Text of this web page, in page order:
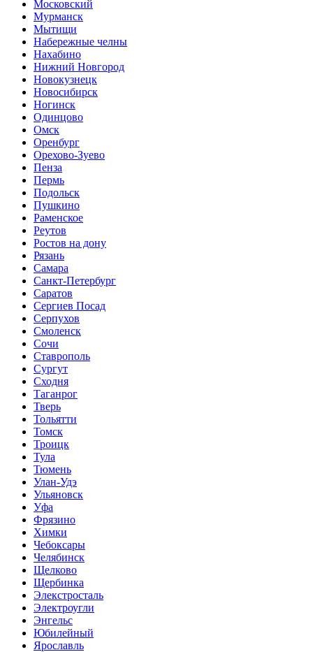
Московский
Мурманск
Мытищи
Набережные челны
Нахабино
Нижний Новгород
Новокузнецк
Новосибирск
Ногинск
Одинцово
Омск
Оренбург
Орехово-Зуево
Пенза
Пермь
Подольск
Пушкино
Раменское
Реутов
Ростов на дону
Рязань
Самара
Санкт-Петербург
Саратов
Сергиев Посад
Серпухов
Смоленск
Сочи
Ставрополь
Сургут
Сходня
Таганрог
Тверь
Тольятти
Томск
Троицк
Тула
Тюмень
Улан-Удэ
Ульяновск
Уфа
Фрязино
Химки
Чебоксары
Челябинск
Щелково
Щербинка
Элекстросталь
Электроугли
Энгельс
Юбилейный
Ярославль